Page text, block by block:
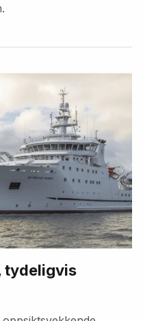
tydeligvis